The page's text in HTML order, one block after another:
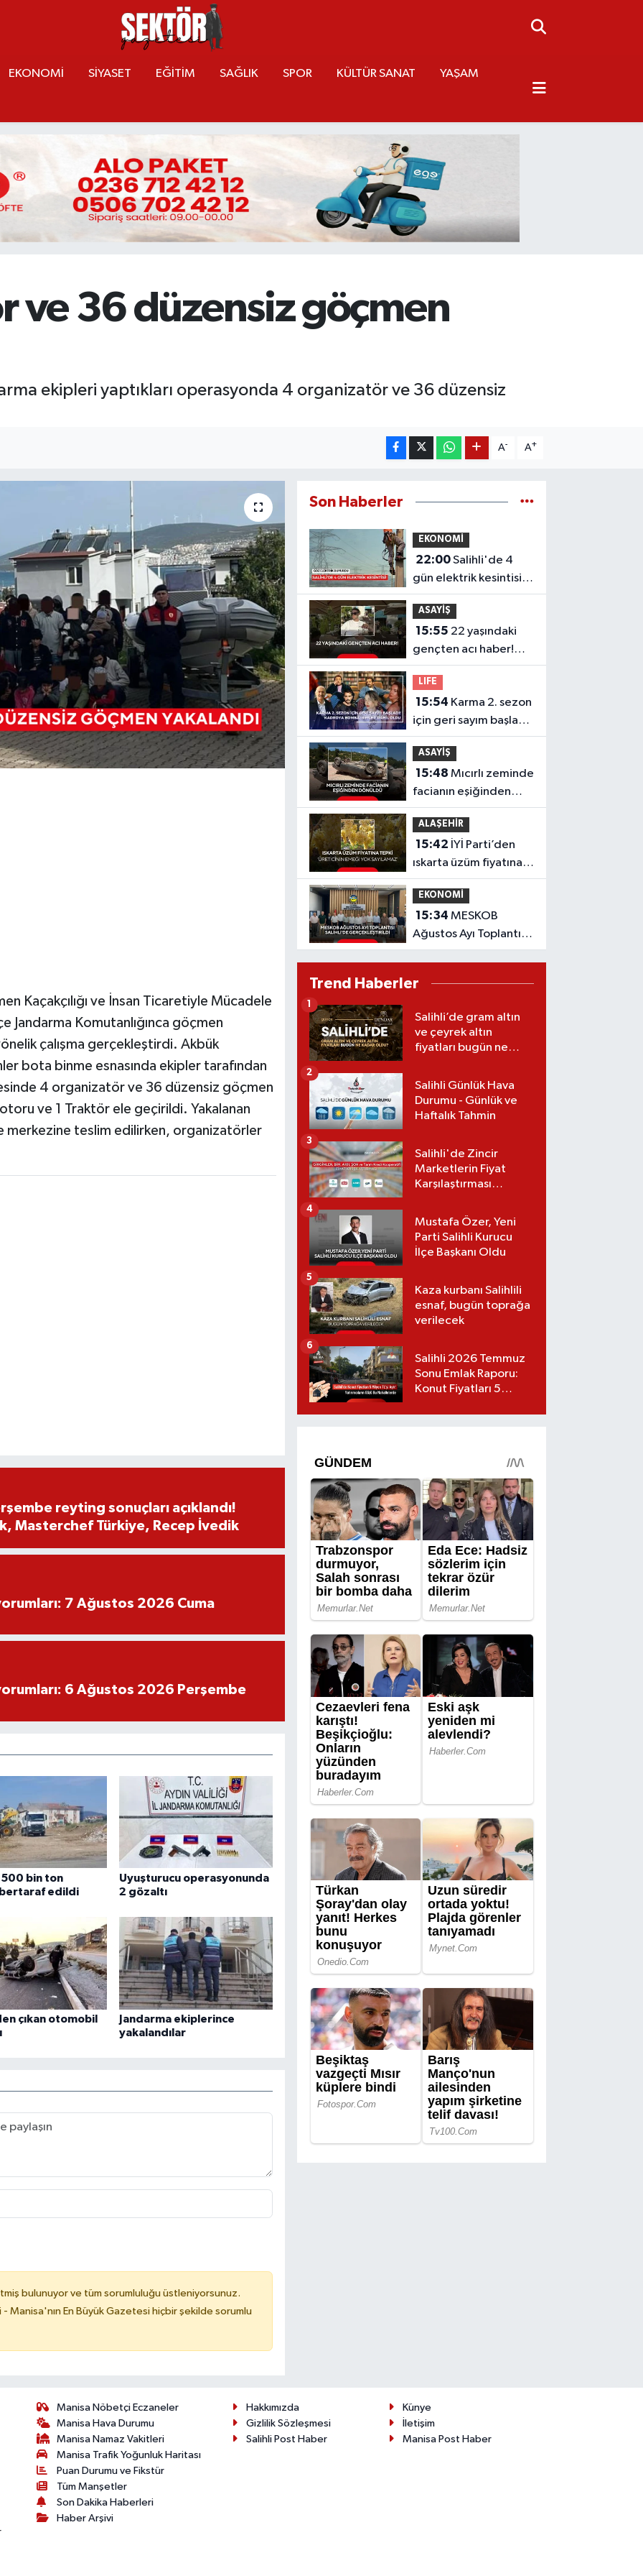
EKONOMİ SİYASET EĞİTİM SAĞLIK SPOR KÜLTÜR SANAT YAŞAM
ve 36 düzensiz göçmen
ekipleri yaptıkları operasyonda 4 organizatör ve 36 düzensiz
A- A+
Kaçakçılığı ve İnsan Ticaretiyle Mücadele
Jandarma Komutanlığınca göçmen
çalışma gerçekleştirdi. Akbük
bota binme esnasında ekipler tarafından
4 organizatör ve 36 düzensiz göçmen
ve 1 Traktör ele geçirildi. Yakalanan
teslim edilirken, organizatörler
reyting sonuçları açıklandı!
Masterchef Türkiye, Recep İvedik
7 Ağustos 2026 Cuma
6 Ağustos 2026 Perşembe
500 bin ton
edildi
Uyuşturucu operasyonunda
2 gözaltı
çıkan otomobil
Jandarma ekiplerince
yakalandılar
bulunuyor ve tüm sorumluluğu üstleniyorsunuz.
Manisa'nın En Büyük Gazetesi hiçbir şekilde sorumlu
Son Haberler
EKONOMİ
22:00Salihli'de 4
gün elektrik kesintisi!
Mahalleniz listede mi?
ASAYİŞ
15:55
gençten acı haber!
Yeni aldığı motosiklet
sonu oldu
LIFE
15:54
için geri sayım başladı!
Kadroya bomba
isimler dahil oldu
ASAYİŞ
15:48 Mıcırlı zeminde
facianın eşiğinden
dönüldü
ALAŞEHİR
15:42
ıskarta üzüm fiyatına
tepki 'Üreticinin
emeği yok sayılamaz'
EKONOMİ
15:34 MESKOB
Ağustos Ayı Toplantısı
Salihli’de
Trend Haberler
Salihli’de gram altın
ve çeyrek altın
fiyatları bugün ne
(07.08.2026)
1
Salihli Günlük Hava
Durumu - Günlük ve
Haftalık Tahmin
2
Salihli'de Zincir
Marketlerin Fiyat
Karşılaştırması
3
Mustafa Özer, Yeni
Parti Salihli Kurucu
İlçe Başkanı Oldu
4
Kaza kurbanı Salihlili
esnaf, bugün toprağa
verilecek
5
Salihli 2026 Temmuz
Sonu Emlak Raporu:
Konut Fiyatları 5
6
Manisa Nöbetçi Eczaneler
Manisa Hava Durumu
Manisa Namaz Vakitleri
Manisa Trafik Yoğunluk Haritası
Puan Durumu ve Fikstür
Tüm Manşetler
Son Dakika Haberleri
Haber Arşivi
Hakkımızda
Künye
Gizlilik Sözleşmesi
İletişim
Salihli Post Haber
Manisa Post Haber